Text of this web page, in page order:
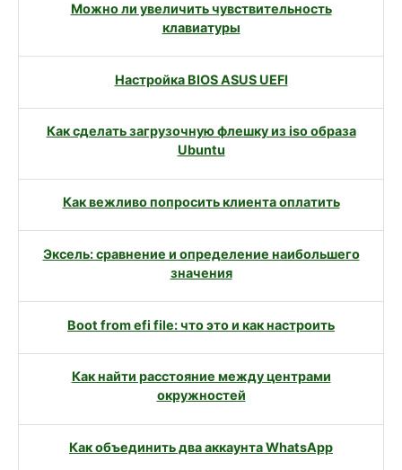
Можно ли увеличить чувствительность
клавиатуры
Настройка BIOS ASUS UEFI
Как сделать загрузочную флешку из iso образа
Ubuntu
Как вежливо попросить клиента оплатить
Эксель: сравнение и определение наибольшего
значения
Boot from efi file: что это и как настроить
Как найти расстояние между центрами
окружностей
Как объединить два аккаунта WhatsApp